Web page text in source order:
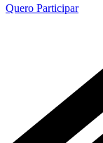
Quero Participar